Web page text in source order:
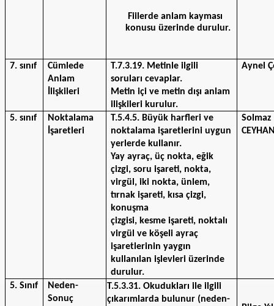
Fiilerde anlam kayması
konusu üzerinde durulur.
7. sınıf
Cümlede
Anlam
İlişkileri
T.7.3.19. Metinle ilgili
soruları cevaplar.
Metin içi ve metin dışı anlam
ilişkileri kurulur.
Aynel
5. sınıf
Noktalama
İşaretleri
T.5.4.5. Büyük harfleri ve
noktalama işaretlerini uygun
yerlerde kullanır.
Yay ayraç, üç nokta, eğik
çizgi, soru işareti, nokta,
virgül, iki nokta, ünlem,
tırnak işareti, kısa çizgi,
konuşma
çizgisi, kesme işareti, noktalı
virgül ve köşeli ayraç
işaretlerinin yaygın
kullanılan işlevleri üzerinde
durulur.
Solmaz
5. Sınıf
Neden-
Sonuç
T.5.3.31. Okudukları ile ilgili
çıkarımlarda bulunur (neden-